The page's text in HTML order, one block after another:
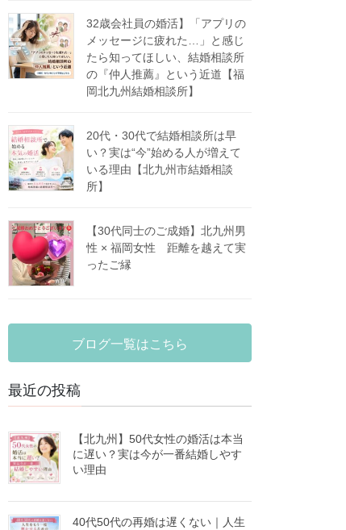
32歳会社員の婚活】「アプリの
メッセージに疲れた…」と感じ
たら知ってほしい、結婚相談所
の『仲人推薦』という近道【福
岡北九州結婚相談所】
20代・30代で結婚相談所は早
い？実は“今”始める人が増えて
いる理由【北九州市結婚相談
所】
【30代同士のご成婚】北九州男
性 × 福岡女性 距離を越えて実
ったご縁
ブログ一覧はこちら
最近の投稿
【北九州】50代女性の婚活は本当
に遅い？実は今が一番結婚しやす
い理由
40代50代の再婚は遅くない｜人生